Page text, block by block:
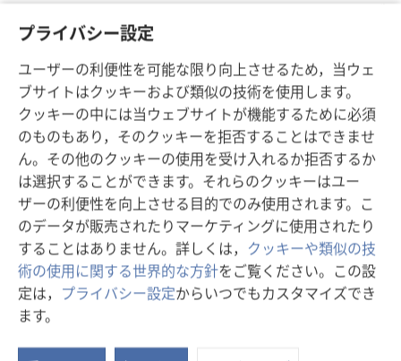
プライバシー設定
ユーザーの利便性を可能な限り向上させるため，当ウェ
ブサイトはクッキーおよび類似の技術を使用します。
クッキーの中には当ウェブサイトが機能するために必須
のものもあり，そのクッキーを拒否することはできませ
ん。その他のクッキーの使用を受け入れるか拒否するか
は選択することができます。それらのクッキーはユー
ザーの利便性を向上させる目的でのみ使用されます。こ
のデータが販売されたりマーケティングに使用されたり
することはありません。詳しくは， クッキーや類似の技
術の使用に関する世界的な方針をご覧ください。この設
定は， プライバシー設定からいつでもカスタマイズでき
ます。
納得する*』」。
それによって納得する *。そして，その都市に対して私が
行わなければならなかった事を，理由もなく行ったのでは
ないということを知る b 』と，主権者である主エホバは宣
言する」。
戻る 次へ
この出版物のコピーライト
Pennsylvania.